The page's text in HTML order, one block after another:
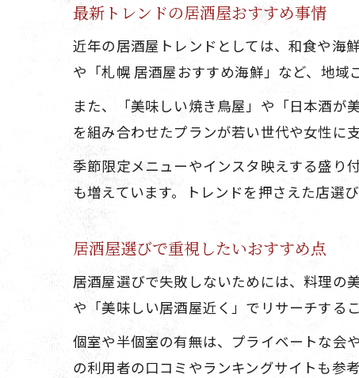
最新トレンドの居酒屋おすすめ事情
近年の居酒屋トレンドとしては、和食や海
や「札幌 居酒屋おすすめ海鮮」など、地域
また、「美味しい焼き鳥屋」や「日本酒が
を組み合わせたプランが若い世代や女性に支
季節限定メニューやインスタ映えする盛り
も増えています。トレンドを押さえた店選
居酒屋選びで重視したいおすすめ点
居酒屋選びで失敗しないためには、料理の
や「美味しい居酒屋近く」でリサーチする
個室や半個室の有無は、プライベートな会
の利用者の口コミやランキングサイトも参考